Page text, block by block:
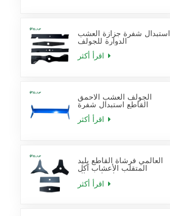
استبدال شفرة جزازة العشب
الدوارة للجولف
الجولف العشب الاحمق
القاطع استبدال شفرة
العالمي فرشاة القاطع بليد
المتقلب الأعشاب آكل
شفرات استبدال